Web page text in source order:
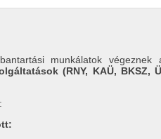
munkálatok végeznek
(RNY, KAÜ, BKSZ,